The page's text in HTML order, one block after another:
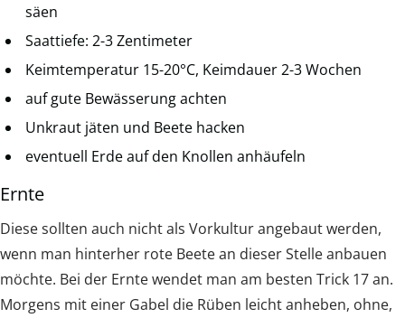
säen
Saattiefe: 2-3 Zentimeter
Keimtemperatur 15-20°C, Keimdauer 2-3 Wochen
auf gute Bewässerung achten
Unkraut jäten und Beete hacken
eventuell Erde auf den Knollen anhäufeln
Ernte
Diese sollten auch nicht als Vorkultur angebaut werden,
wenn man hinterher rote Beete an dieser Stelle anbauen
möchte. Bei der Ernte wendet man am besten Trick 17 an.
Morgens mit einer Gabel die Rüben leicht anheben, ohne,